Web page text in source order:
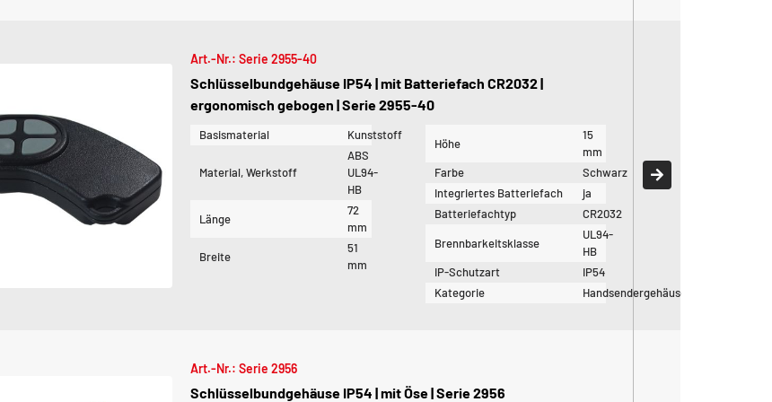
Art.-Nr.: Serie 2955-40
Schlüsselbundgehäuse IP54 | mit Batteriefach CR2032 |
ergonomisch gebogen | Serie 2955-40
Basismaterial Kunststoff
Material, Werkstoff
ABS
UL94-
HB
Länge
72
mm
Breite
51
mm
Höhe
15
mm
Farbe
Schwarz
Integriertes Batteriefach
ja
Batteriefachtyp
CR2032
Brennbarkeitsklasse
UL94-
HB
IP-Schutzart
IP54
Kategorie
Handsendergehäuse
Art.-Nr.: Serie 2956
Schlüsselbundgehäuse IP54 | mit Öse | Serie 2956